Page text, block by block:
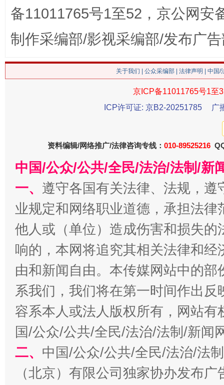
谢
在谋一域中谋全局
今
习近平的博鳌关键词
魏明亮
备11011765号1至52，京公网安
制作采编部/影视采编部/发布广
关于我们 公众采编部 法律声明 | 中国
京ICP备11011765号1至
ICP许可证: 京B2-20251785
广
资料编辑/网络推广/法律咨询专线： 010-89525216
中国/公众/公共/全民/法治/法制/新
一、 遵守各国有关法律、法规，
业规定和网络职业道德，承担法
他人或（单位）造成伤害和损失
响的，本网将追究其相关法律和
由和新闻自由。本传媒网站中的
系我们，我们将在第一时间作出
容系本人或法人版权所有，网站
国/公众/公共/全民/法治/法制/新闻
二、 中国/公众/公共/全民/法治/法
（北京）有限公司独家协办发布